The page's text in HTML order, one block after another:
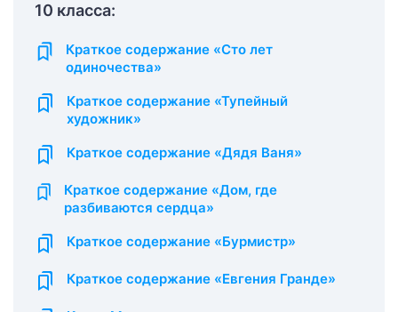
10 класса:
Краткое содержание «Сто лет
одиночества»
Краткое содержание «Тупейный
художник»
Краткое содержание «Дядя Ваня»
Краткое содержание «Дом, где
разбиваются сердца»
Краткое содержание «Бурмистр»
Краткое содержание «Евгения Гранде»